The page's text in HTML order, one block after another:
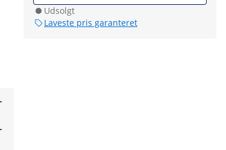
Udsolgt
Laveste pris garanteret